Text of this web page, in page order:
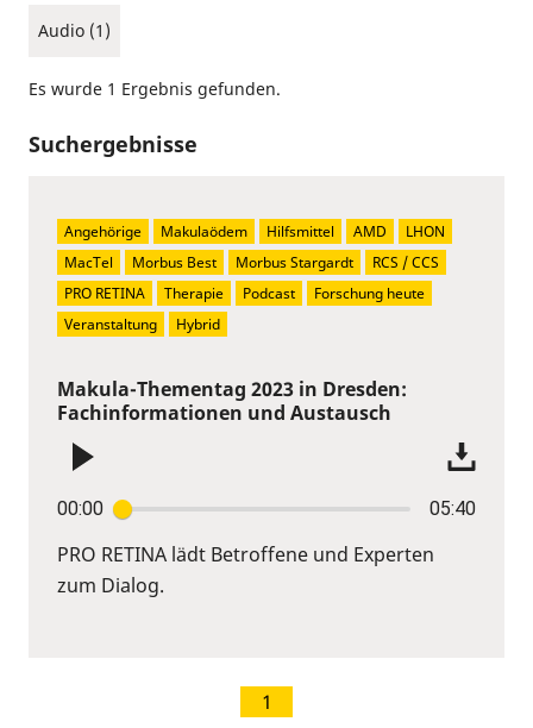
Audio (1)
Es wurde 1 Ergebnis gefunden.
Suchergebnisse
Makula-Thementag 2023 in Dresden:
Fachinformationen und Austausch
00:00 05:40
PRO RETINA lädt Betroffene und Experten
zum Dialog.
Angehörige Makulaödem Hilfsmittel AMD
LHON
MacTel
Morbus Best Morbus Stargardt
RCS / CCS
PRO RETINA
Therapie Podcast
Forschung heute
Veranstaltung
Hybrid
1